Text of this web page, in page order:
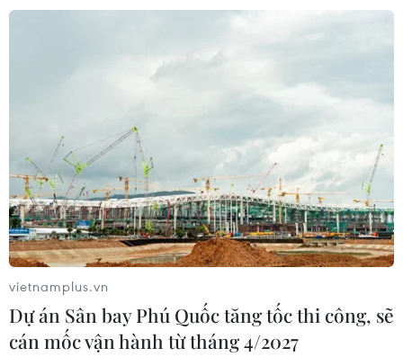
vietnamplus.vn
Dự án Sân bay Phú Quốc tăng tốc thi công, sẽ
cán mốc vận hành từ tháng 4/2027